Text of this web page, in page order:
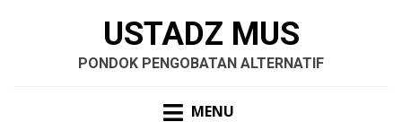
USTADZ MUS
PONDOK PENGOBATAN ALTERNATIF
MENU